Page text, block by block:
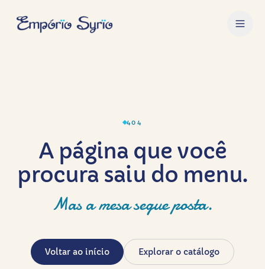
404
A página que você
procura saiu do menu.
Mas a mesa segue posta.
Voltar ao início Explorar o catálogo